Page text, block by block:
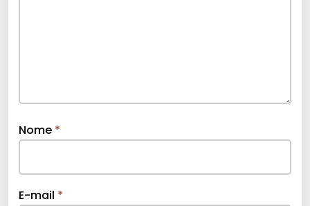
Nome *
E-mail *